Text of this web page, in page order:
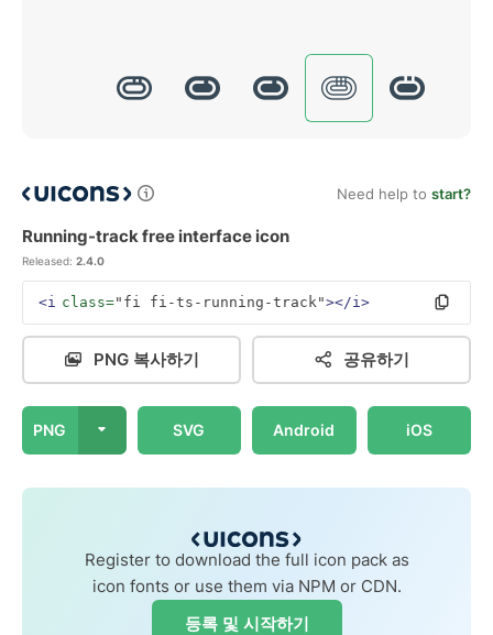
Need help to start?
Running-track free interface icon
Released: 2.4.0
<i class="fi fi-ts-running-track"></i>
PNG 복사하기 공유하기
PNG SVG Android iOS
Register to download the full icon pack as
icon fonts or use them via NPM or CDN.
등록 및 시작하기